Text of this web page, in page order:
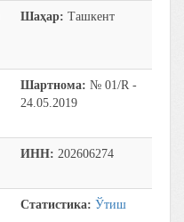
Шаҳар: Ташкент
Шартнома: № 01/R -
24.05.2019
ИНН: 202606274
Статистика: Ўтиш